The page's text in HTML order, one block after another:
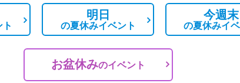
明日
の夏休みイベント
今週末
の夏休みイ
お盆休みのイベント